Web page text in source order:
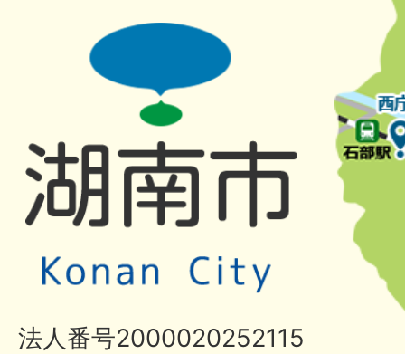
法人番号2000020252115